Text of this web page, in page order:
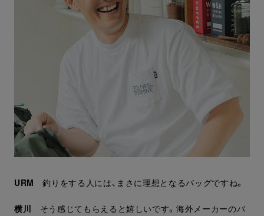
URM 釣りをする人には、まさに理想となるバッグですね。
横川 そう感じてもらえると嬉しいです。海外メーカーのバ